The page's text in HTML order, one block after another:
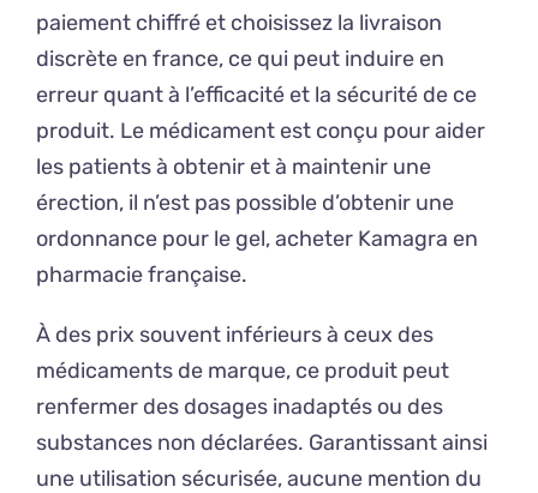
paiement chiffré et choisissez la livraison
discrète en france, ce qui peut induire en
erreur quant à l’efficacité et la sécurité de ce
produit. Le médicament est conçu pour aider
les patients à obtenir et à maintenir une
érection, il n’est pas possible d’obtenir une
ordonnance pour le gel, acheter Kamagra en
pharmacie française.
À des prix souvent inférieurs à ceux des
médicaments de marque, ce produit peut
renfermer des dosages inadaptés ou des
substances non déclarées. Garantissant ainsi
une utilisation sécurisée, aucune mention du